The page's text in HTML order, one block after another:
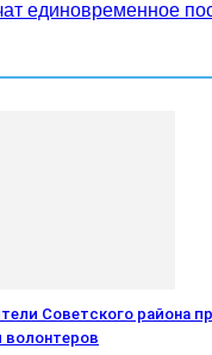
единовременное
Советского района
волонтеров